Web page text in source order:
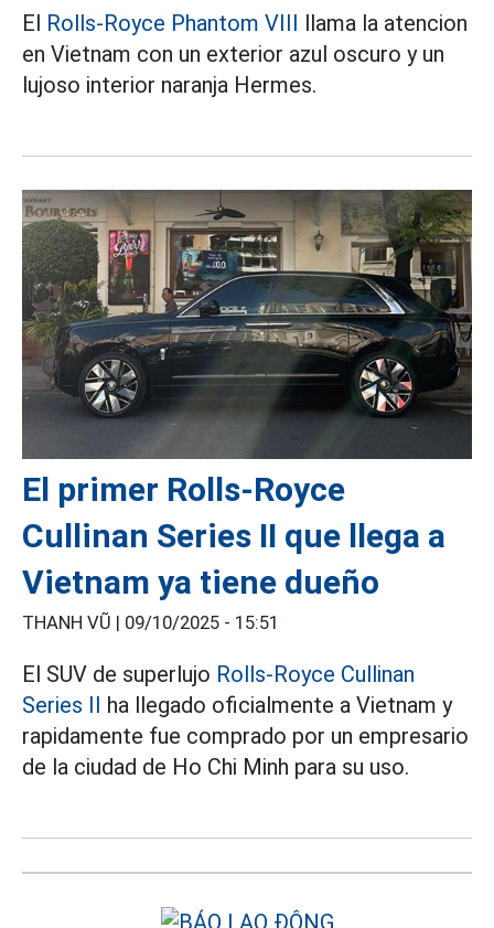
El Rolls-Royce Phantom VIII llama la atencion
en Vietnam con un exterior azul oscuro y un
lujoso interior naranja Hermes.
El primer Rolls-Royce
Cullinan Series II que llega a
Vietnam ya tiene dueño
THANH VŨ | 09/10/2025 - 15:51
El SUV de superlujo Rolls-Royce Cullinan
Series II ha llegado oficialmente a Vietnam y
rapidamente fue comprado por un empresario
de la ciudad de Ho Chi Minh para su uso.